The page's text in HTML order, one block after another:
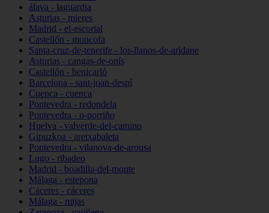
álava - laguardia
Asturias - mieres
Madrid - el-escorial
Castellón - moncofa
Santa-cruz-de-tenerife - los-llanos-de-aridane
Asturias - cangas-de-onís
Castellón - benicarló
Barcelona - sant-joan-despí
Cuenca - cuenca
Pontevedra - redondela
Pontevedra - o-porriño
Huelva - valverde-del-camino
Gipuzkoa - aretxabaleta
Pontevedra - vilanova-de-arousa
Lugo - ribadeo
Madrid - boadilla-del-monte
Málaga - estepona
Cáceres - cáceres
Málaga - mijas